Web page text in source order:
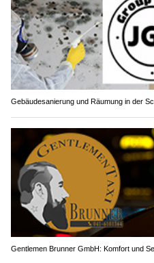
Gebäudesanierung und Räumung in der
Gentlemen Brunner GmbH: Komfort und